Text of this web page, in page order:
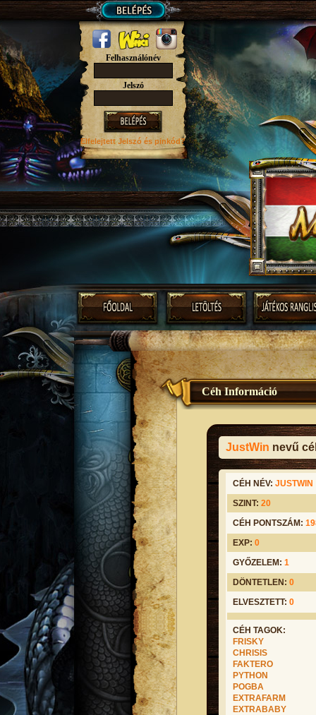
Felhasználónév
Jelszó
Elfelejtett Jelszó és pinkód?
Céh Információ
JustWin nevű
CÉH NÉV: JUSTWIN
SZINT: 20
CÉH PONTSZÁM:
EXP: 0
GYŐZELEM: 1
DÖNTETLEN: 0
ELVESZTETT: 0
CÉH TAGOK:
FRISKY
CHRISIS
FAKTERO
PYTHON
POGBA
EXTRAFARM
EXTRABABY